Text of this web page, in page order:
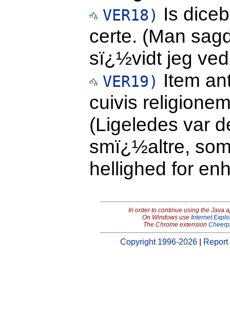
VER18) Is
certe. (Man
sï¿½vidt jeg
VER19) Item
cuivis
(Ligeledes var
smï¿½altre,
hellighed for
In order to continue using the Java
On Windows use Internet
The Chrome extension
Copyright 1996-2026